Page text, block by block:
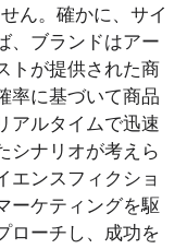
ん。確かに、サイ
、ブランドはアー
トが提供された商
率に基づいて商品
アルタイムで迅速
シナリオが考えら
エンスフィクショ
ーケティングを駆
ローチし、成功を